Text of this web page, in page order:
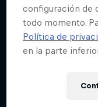
Red Bull
2026
Lima, Peru
configuración de
todo momento.
Política de
en la parte